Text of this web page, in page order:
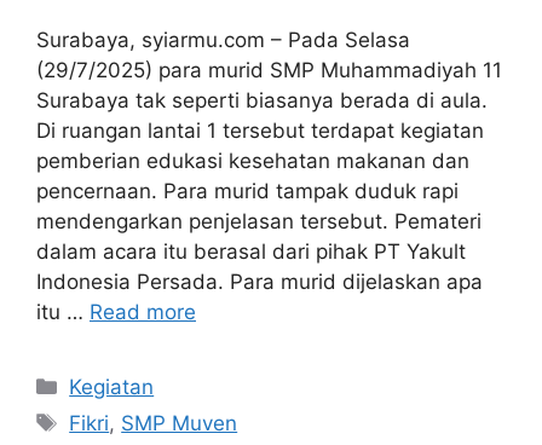
Surabaya, syiarmu.com – Pada Selasa
(29/7/2025) para murid SMP Muhammadiyah 11
Surabaya tak seperti biasanya berada di aula.
Di ruangan lantai 1 tersebut terdapat kegiatan
pemberian edukasi kesehatan makanan dan
pencernaan. Para murid tampak duduk rapi
mendengarkan penjelasan tersebut. Pemateri
dalam acara itu berasal dari pihak PT Yakult
Indonesia Persada. Para murid dijelaskan apa
itu … Read more
Kategori
Kegiatan
Tag
Fikri, SMP Muven